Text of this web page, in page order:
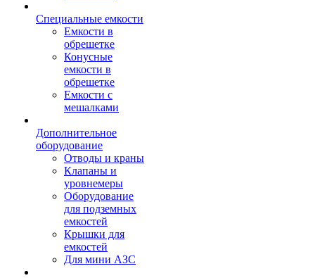
Специальные емкости
Емкости в
обрешетке
Конусные
емкости в
обрешетке
Емкости с
мешалками
Дополнительное
оборудование
Отводы и краны
Клапаны и
уровнемеры
Оборудование
для подземных
емкостей
Крышки для
емкостей
Для мини АЗС